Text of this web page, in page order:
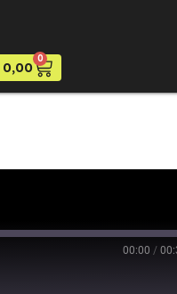
0,00
0
00:00 /